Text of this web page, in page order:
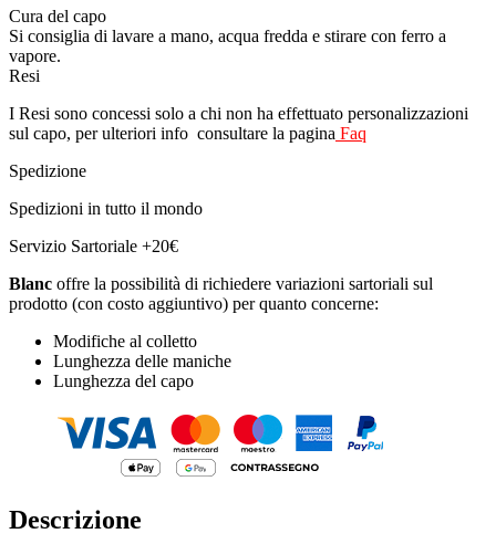
Cura del capo
Si consiglia di lavare a mano, acqua fredda e stirare con ferro a
vapore.
Resi
I Resi sono concessi solo a chi non ha effettuato personalizzazioni
sul capo, per ulteriori info consultare la pagina Faq
Spedizione
Spedizioni in tutto il mondo
Servizio Sartoriale +20€
Blanc offre la possibilità di richiedere variazioni sartoriali sul
prodotto (con costo aggiuntivo) per quanto concerne:
Modifiche al colletto
Lunghezza delle maniche
Lunghezza del capo
Descrizione